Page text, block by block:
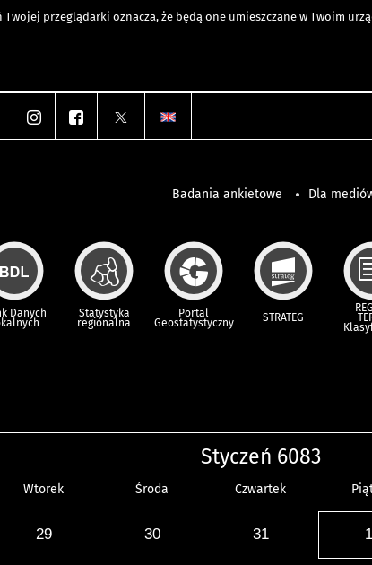
przeglądarki oznacza, że będą one umieszczane w Twoim
Badania ankietowe Dla
Danych Statystyka
regionalna
Portal
Geostatystyczny STRATEG
Styczeń 6083
Wtorek Środa Czwartek
29 30 31 1